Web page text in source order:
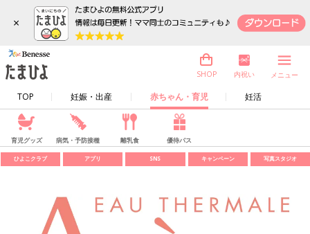
×
TOP 妊娠・出産 赤ちゃん・育児 妊活
SHOP 内祝い メニュー
育児グッズ 病気・予防接種 離乳食 優待パス
ひよこクラブ アプリ SNS キャンペーン 写真スタジオ